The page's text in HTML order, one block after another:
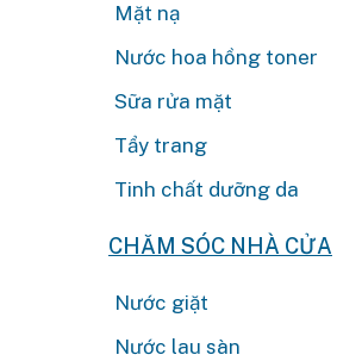
Mặt nạ
Nước hoa hồng toner
Sữa rửa mặt
Tẩy trang
Tinh chất dưỡng da
CHĂM SÓC NHÀ CỬA
Nước giặt
Nước lau sàn